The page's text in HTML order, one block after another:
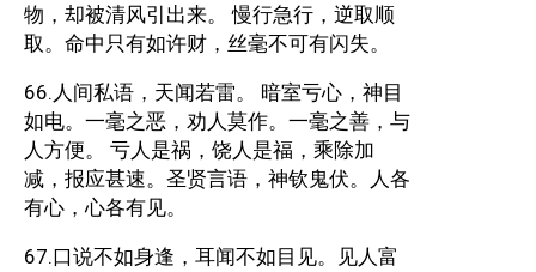
物，却被清风引出来。 慢行急行，逆取顺
取。命中只有如许财，丝毫不可有闪失。
66.人间私语，天闻若雷。 暗室亏心，神目
如电。一毫之恶，劝人莫作。一毫之善，与
人方便。 亏人是祸，饶人是福，乘除加
减，报应甚速。圣贤言语，神钦鬼伏。人各
有心，心各有见。
67.口说不如身逢，耳闻不如目见。见人富